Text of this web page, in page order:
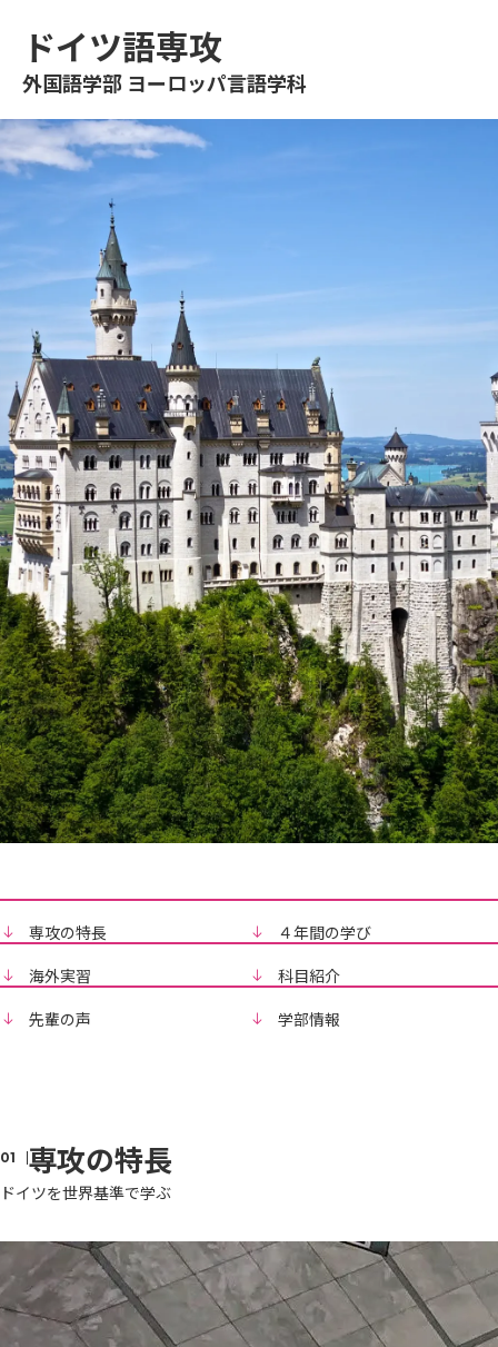
ドイツ語専攻
外国語学部 ヨーロッパ言語学科
専攻の特長
４年間の学び
海外実習
科目紹介
先輩の声
学部情報
専攻の特長
ドイツを世界基準で学ぶ